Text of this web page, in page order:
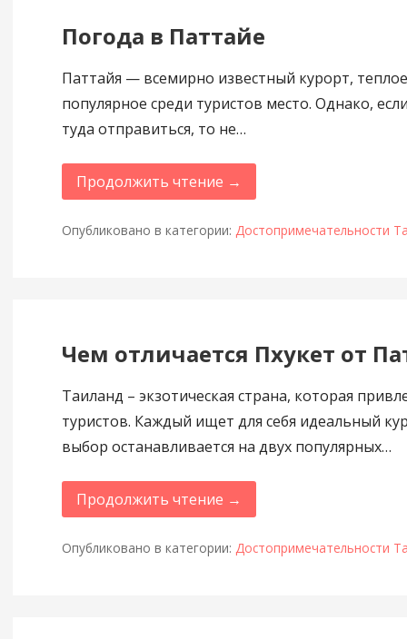
Погода в Паттайе
Паттайя — всемирно известный курорт,
популярное среди туристов место. Однако,
туда отправиться, то не…
Продолжить чтение →
Опубликовано в категории: Достопримечательности
Чем отличается Пхукет от
Таиланд – экзотическая страна, которая
туристов. Каждый ищет для себя идеальный
выбор останавливается на двух популярных…
Продолжить чтение →
Опубликовано в категории: Достопримечательности